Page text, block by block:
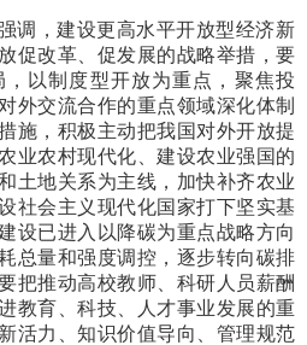
调，建设更高水平开放型经济新
促改革、促发展的战略举措，要
以制度型开放为重点，聚焦投
外交流合作的重点领域深化体制
施，积极主动把我国对外开放提
业农村现代化、建设农业强国的
土地关系为主线，加快补齐农业
社会主义现代化国家打下坚实基
设已进入以降碳为重点战略方向
总量和强度调控，逐步转向碳排
把推动高校教师、科研人员薪酬
教育、科技、人才事业发展的重
活力、知识价值导向、管理规范